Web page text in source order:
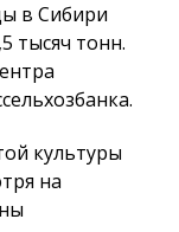
в Сибири
тысяч тонн.
культуры
на